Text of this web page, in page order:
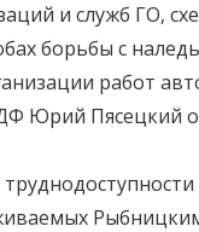
и служб ГО,
борьбы с
работ
Юрий Пясецкий